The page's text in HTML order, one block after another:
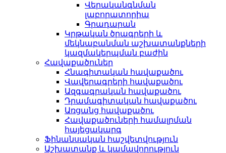
Վերականգնման
լաբորատորիա
Գրադարան
Կրթական ծրագրերի և
մեկնաբանման աշխատանքների
կազմակերպման բաժին
Հավաքածուներ
Հնագիտական հավաքածու
Վավերագրերի հավաքածու
Ազգագրական հավաքածու
Դրամագիտական հավաքածու
Առցանց հավաքածու
Հավաքածուների համալրման
հայեցակարգ
Ֆինանսական հաշվետվություն
Աշխատանք և կամավորություն